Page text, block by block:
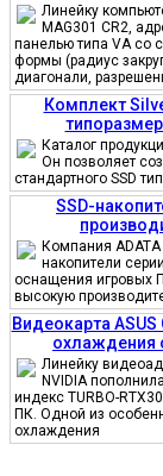
Линейку
MAG301 CR2,
панелью типа VA со
формы (радиус
диагонали,
Комплект
Каталог
Он позволяет
стандартного SSD
SSD-
Компания
накопители
оснащения игровых
высокую
Видеокарта
охлаждения
Линейку
NVIDIA
индекс TURBO-
ПК. Одной из
охлаждения